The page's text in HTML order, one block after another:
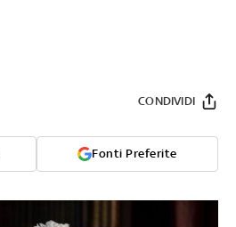
Fonti Preferite
CONDIVIDI